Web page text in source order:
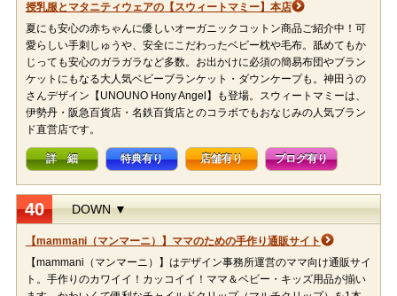
授乳服とマタニティウェアの【スウィートマミー】本店
夏にも安心の赤ちゃんに優しいオーガニックコットン商品ご紹介中！可
愛らしい手刺しゅうや、安全にこだわったベビー枕や毛布。舐めてもか
じっても安心のガラガラなど多数。お出かけに必須の簡易布団やブラン
ケットにもなる大人気ベビーブランケット・ダウンケープも。神田うの
さんデザイン【UNOUNO Hony Angel】も登場。スウィートマミーは、
伊勢丹・阪急百貨店・名鉄百貨店とのコラボでもおなじみの人気ブラン
ド直営店です。
詳 細 特典有り 店舗有り ブログ有り
40 DOWN ▼
【mammani（マンマーニ）】ママのための手作り通販サイト
【mammani（マンマーニ）】はデザイン事務所運営のママ向け通販サイ
ト。手作りのカワイイ！カッコイイ！ママ＆ベビー・キッズ用品が揃い